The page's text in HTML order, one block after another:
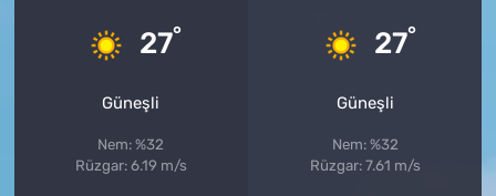
27°
Güneşli
Nem: %32
Rüzgar: 6.19 m/s
27°
Güneşli
Nem: %32
Rüzgar: 7.61 m/s